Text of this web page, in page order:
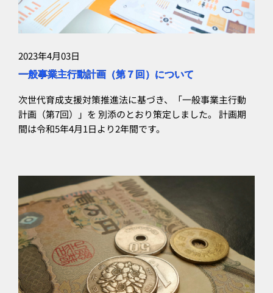
2023年4月03日
一般事業主行動計画（第７回）について
次世代育成支援対策推進法に基づき、「一般事業主行動
計画（第7回）」を 別添のとおり策定しました。 計画期
間は令和5年4月1日より2年間です。